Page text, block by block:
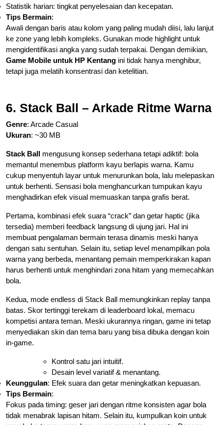
Statistik harian: tingkat penyelesaian dan kecepatan.
Tips Bermain:
Awali dengan baris atau kolom yang paling mudah diisi, lalu lanjut
ke zone yang lebih kompleks. Gunakan mode highlight untuk
mengidentifikasi angka yang sudah terpakai. Dengan demikian,
Game Mobile untuk HP Kentang ini tidak hanya menghibur,
tetapi juga melatih konsentrasi dan ketelitian.
6. Stack Ball – Arkade Ritme Warna
Genre: Arcade Casual
Ukuran: ~30 MB
Stack Ball mengusung konsep sederhana tetapi adiktif: bola
memantul menembus platform kayu berlapis warna. Kamu
cukup menyentuh layar untuk menurunkan bola, lalu melepaskan
untuk berhenti. Sensasi bola menghancurkan tumpukan kayu
menghadirkan efek visual memuaskan tanpa grafis berat.
Pertama, kombinasi efek suara “crack” dan getar haptic (jika
tersedia) memberi feedback langsung di ujung jari. Hal ini
membuat pengalaman bermain terasa dinamis meski hanya
dengan satu sentuhan. Selain itu, setiap level menampilkan pola
warna yang berbeda, menantang pemain memperkirakan kapan
harus berhenti untuk menghindari zona hitam yang memecahkan
bola.
Kedua, mode endless di Stack Ball memungkinkan replay tanpa
batas. Skor tertinggi terekam di leaderboard lokal, memacu
kompetisi antara teman. Meski ukurannya ringan, game ini tetap
menyediakan skin dan tema baru yang bisa dibuka dengan koin
in-game.
Keunggulan:
Kontrol satu jari intuitif.
Desain level variatif & menantang.
Efek suara dan getar meningkatkan kepuasan.
Tips Bermain:
Fokus pada timing: geser jari dengan ritme konsisten agar bola
tidak menabrak lapisan hitam. Selain itu, kumpulkan koin untuk